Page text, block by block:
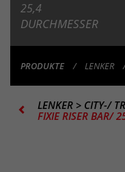
25,4
DURCHMESSER
PRODUKTE LENKER
LENKER > CITY-/
FIXIE RISER BAR/